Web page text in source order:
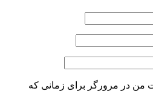
من در مرورگر برای زمانی که